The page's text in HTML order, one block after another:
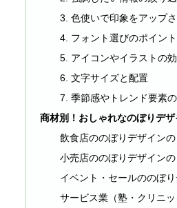
3. 色使いで印象をアップ
4. フォント選びのポイント
5. アイコンやイラストの
6. 文字サイズと配置
7. 季節感やトレンド要素
商材別！おしゃれなのぼりデ
飲食店ののぼりデザイン
小売店ののぼりデザイン
イベント・セールののぼ
サービス業（塾・クリニ